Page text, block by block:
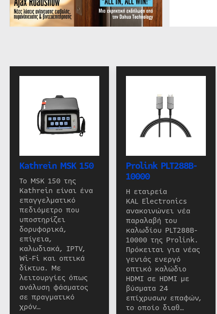
Kathrein MSK 150
Το MSK 150 της
Kathrein είναι ένα
επαγγελματικό
πεδιόμετρο που
υποστηρίζει
δορυφορικά,
επίγεια,
καλωδιακά, IPTV,
Wi-Fi και οπτικά
δίκτυα. Με
λειτουργίες όπως
ανάλυση φάσματος
σε πραγματικό
χρόν…
Prolink PLT288B-
10000
Η εταιρεία
KAL Electronics
ανακοινώνει νέα
παραλαβή του
καλωδίου PLT288B-
10000 της Prolink.
Πρόκειται για νέας
γενιάς ενεργό
οπτικό καλώδιο
HDMI σε HDMI με
βύσματα 24
επίχρυσων επαφών,
το οποίο διαθ…